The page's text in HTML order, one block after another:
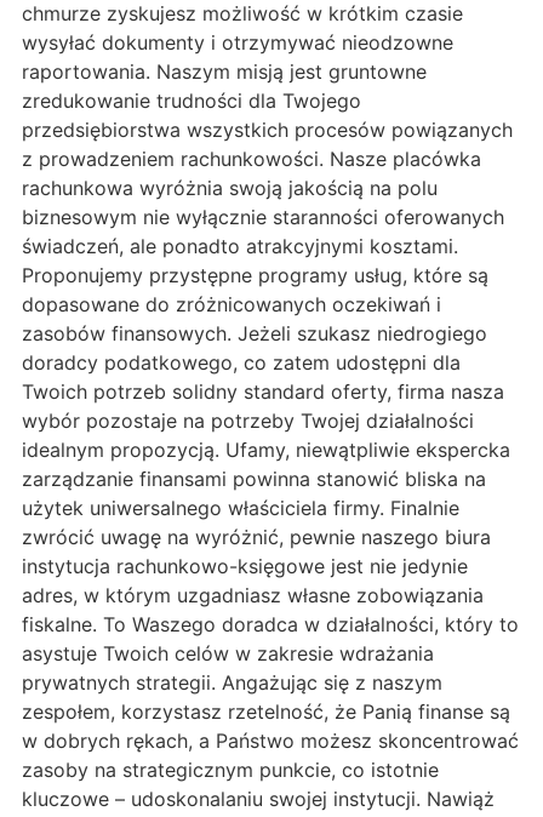
chmurze zyskujesz możliwość w krótkim czasie
wysyłać dokumenty i otrzymywać nieodzowne
raportowania. Naszym misją jest gruntowne
zredukowanie trudności dla Twojego
przedsiębiorstwa wszystkich procesów powiązanych
z prowadzeniem rachunkowości. Nasze placówka
rachunkowa wyróżnia swoją jakością na polu
biznesowym nie wyłącznie staranności oferowanych
świadczeń, ale ponadto atrakcyjnymi kosztami.
Proponujemy przystępne programy usług, które są
dopasowane do zróżnicowanych oczekiwań i
zasobów finansowych. Jeżeli szukasz niedrogiego
doradcy podatkowego, co zatem udostępni dla
Twoich potrzeb solidny standard oferty, firma nasza
wybór pozostaje na potrzeby Twojej działalności
idealnym propozycją. Ufamy, niewątpliwie ekspercka
zarządzanie finansami powinna stanowić bliska na
użytek uniwersalnego właściciela firmy. Finalnie
zwrócić uwagę na wyróżnić, pewnie naszego biura
instytucja rachunkowo-księgowe jest nie jedynie
adres, w którym uzgadniasz własne zobowiązania
fiskalne. To Waszego doradca w działalności, który to
asystuje Twoich celów w zakresie wdrażania
prywatnych strategii. Angażując się z naszym
zespołem, korzystasz rzetelność, że Panią finanse są
w dobrych rękach, a Państwo możesz skoncentrować
zasoby na strategicznym punkcie, co istotnie
kluczowe – udoskonalaniu swojej instytucji. Nawiąż